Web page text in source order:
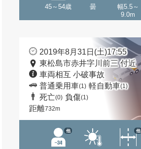
45～54歳 曇
幅5.5～
9.0m
2019年8月31日(土)17:55
東松島市赤井字川前三 付近
車両相互 小破事故
普通乗用車(1) 軽自動車(1)
死亡(0) 負傷(1)
距離732m
他 他